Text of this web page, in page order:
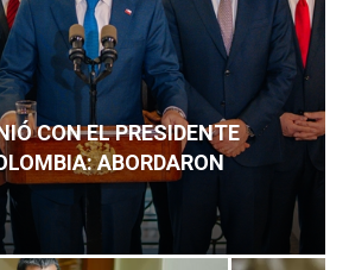
CON EL PRESIDENTE
ABORDARON